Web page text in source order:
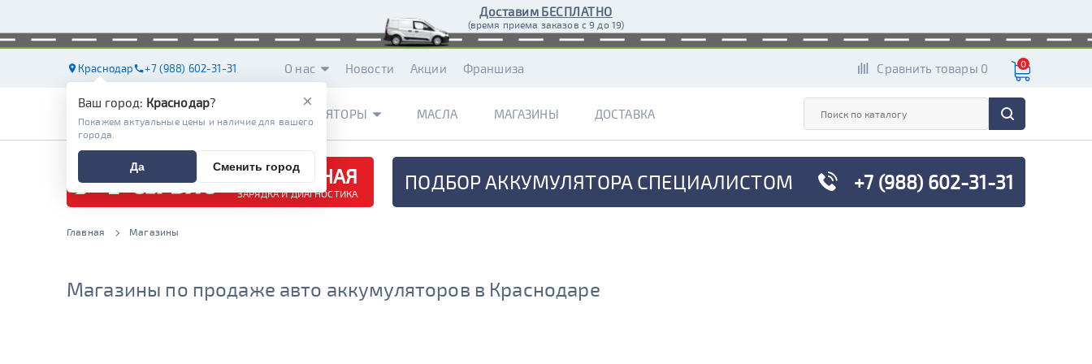
Доставим БЕСПЛАТНО
(время приема заказов с 9 до 19)
Краснодар +7 (988) 602-31-31 О нас Новости Акции Франшиза Сравнить товары 0 0
АККУМУЛЯТОРЫ МАСЛА МАГАЗИНЫ ДОСТАВКА
БЕСПЛАТНАЯ
ЗАРЯДКА И ДИАГНОСТИКА ПОДБОР АККУМУЛЯТОРА СПЕЦИАЛИСТОМ +7 (988) 602-31-31
Главная Магазины
Магазины по продаже авто аккумуляторов в Краснодаре
×
Ваш город: Краснодар?
Покажем актуальные цены и наличие для вашего
города.
Да Сменить город